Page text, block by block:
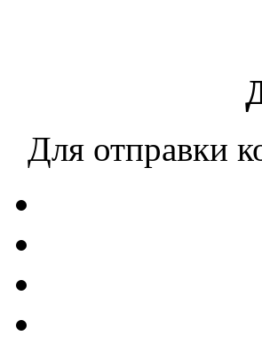
Для отправки